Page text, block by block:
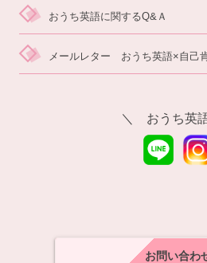
おうち英語に関するQ&Ａ
メールレター おうち英語×自己
＼ おうち英
お問い合わ